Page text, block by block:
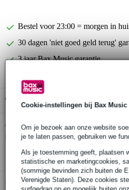
Cookie-instellingen bij Bax Music
Om je bezoek aan onze website
je te laten passen, gebruiken we
Als je toestemming geeft, plaatsen
statistische en marketingcookies,
(sommige bevinden zich buiten de
Verenigde Staten). Deze cookies
Bestel voor 23:00 = morgen in
30 dagen 'niet goed geld terug'
3 jaar Bax Music garantie
Twijfel je of deZoom ZTM-1
past? Doe de check.
Start de
Productinformatie